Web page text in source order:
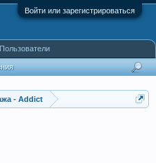
Войти или зарегистрироваться
- Addict
Пользователи